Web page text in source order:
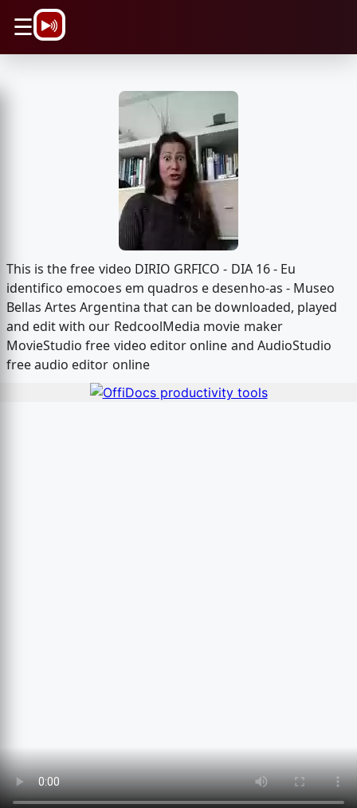
☰
This is the free video DIRIO GRFICO - DIA 16 - Eu
identifico emocoes em quadros e desenho-as - Museo
Bellas Artes Argentina that can be downloaded, played
and edit with our RedcoolMedia movie maker
MovieStudio free video editor online and AudioStudio
free audio editor online